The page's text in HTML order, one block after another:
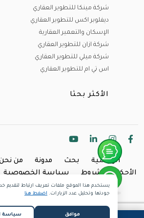
شركة مينكا للتطوير العقاري
ديفلوبر اكس للتطوير العقاري
الإسكان والتعمير العقارية
شركة ازان للتطوير العقاري
شركة ميلي للتطوير العقاري
اس تي ام للتطوير العقاري
الأكثر بحثا
الرئيسية بحث مدونة من
الأحكام والشروط
سياسة الخصوصية
Copyright @2024 Inland.
يستخدم هذا الموقع ملفات تعريف ارتباط لتقديم
جودتها وتحليل عدد الزيارات. اضغط هنا
موافق سياسة